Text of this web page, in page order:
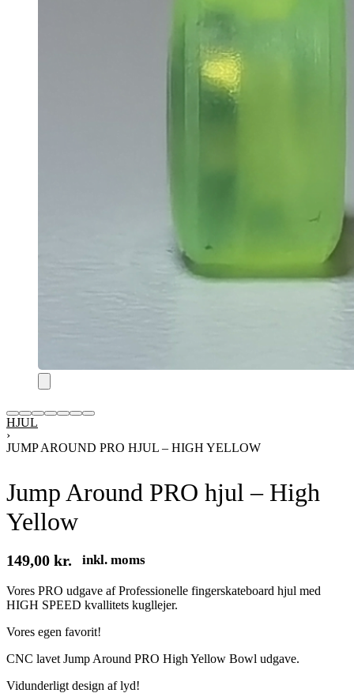
HJUL
›
JUMP AROUND PRO HJUL – HIGH YELLOW
Jump Around PRO hjul – High
Yellow
149,00 kr. inkl. moms
Vores PRO udgave af Professionelle fingerskateboard hjul med
HIGH SPEED kvallitets kugllejer.
Vores egen favorit!
CNC lavet Jump Around PRO High Yellow Bowl udgave.
Vidunderligt design af lyd!